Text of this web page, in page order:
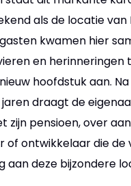
als de locatie van
kwamen hier
en herinneringen
hoofdstuk aan.
draagt de
zijn pensioen, over
of ontwikkelaar die de
aan deze bijzondere